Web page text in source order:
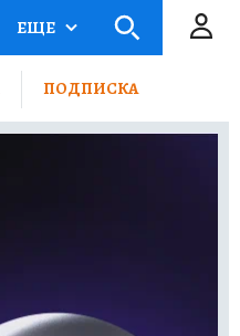
ЕЩЕ
ПОДПИСКА